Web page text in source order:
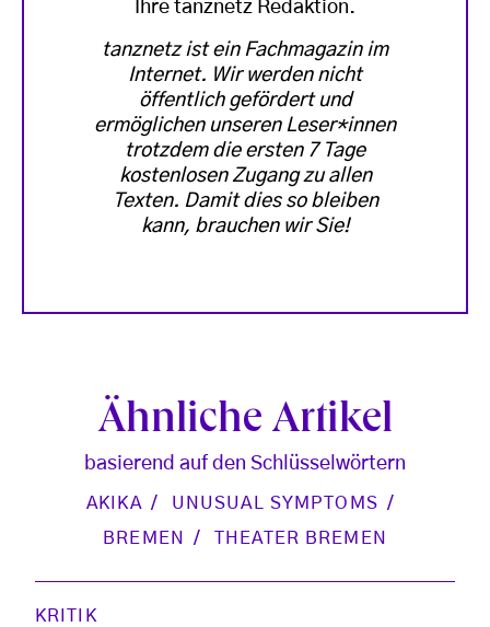
Ihre tanznetz Redaktion.
tanznetz ist ein Fachmagazin im
Internet. Wir werden nicht
öffentlich gefördert und
ermöglichen unseren Leser*innen
trotzdem die ersten 7 Tage
kostenlosen Zugang zu allen
Texten. Damit dies so bleiben
kann, brauchen wir Sie!
Ähnliche Artikel
basierend auf den Schlüsselwörtern
AKIKA
UNUSUAL SYMPTOMS
BREMEN
THEATER BREMEN
KRITIK